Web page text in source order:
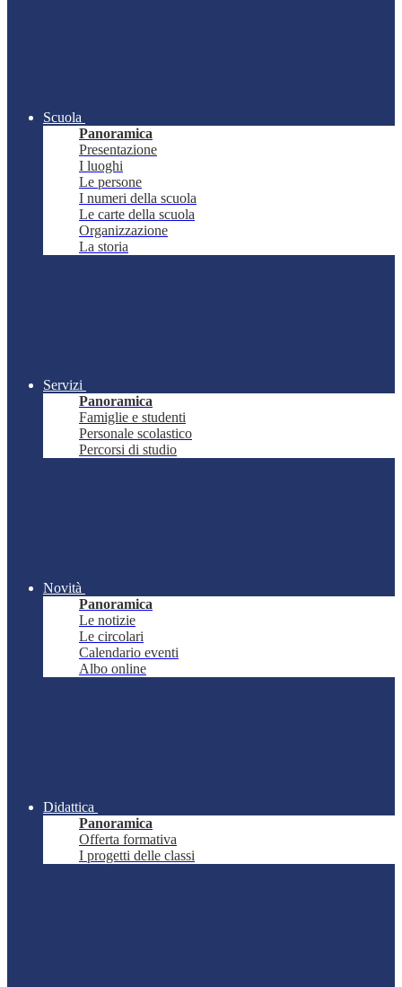
Scuola
Panoramica
Presentazione
I luoghi
Le persone
I numeri della scuola
Le carte della scuola
Organizzazione
La storia
Servizi
Panoramica
Famiglie e studenti
Personale scolastico
Percorsi di studio
Novità
Panoramica
Le notizie
Le circolari
Calendario eventi
Albo online
Didattica
Panoramica
Offerta formativa
I progetti delle classi